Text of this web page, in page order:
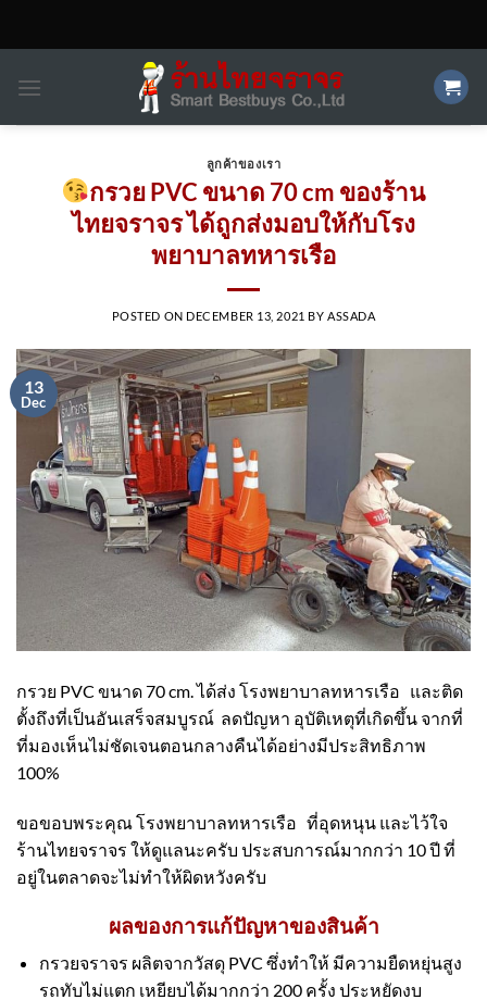
ลูกค้าของเรา
กรวย PVC ขนาด 70 cm ของร้าน
ไทยจราจร ได้ถูกส่งมอบให้กับโรง
พยาบาลทหารเรือ
POSTED ON DECEMBER 13, 2021 BY ASSADA
13
Dec
กรวย PVC ขนาด 70 cm. ได้ส่ง โรงพยาบาลทหารเรือ และติด
ตั้งถึงที่เป็นอันเสร็จสมบูรณ์ ลดปัญหา อุบัติเหตุที่เกิดขึ้น จากที่
ที่มองเห็นไม่ชัดเจนตอนกลางคืนได้อย่างมีประสิทธิภาพ
100%
ขอขอบพระคุณ โรงพยาบาลทหารเรือ ที่อุดหนุน และไว้ใจ
ร้านไทยจราจร ให้ดูแลนะครับ ประสบการณ์มากกว่า 10 ปี ที่
อยู่ในตลาดจะไม่ทำให้ผิดหวังครับ
ผลของการแก้ปัญหาของสินค้า
กรวยจราจร ผลิตจากวัสดุ PVC ซึ่งทำให้ มีความยืดหยุ่นสูง
รถทับไม่แตก เหยียบได้มากกว่า 200 ครั้ง ประหยัดงบ